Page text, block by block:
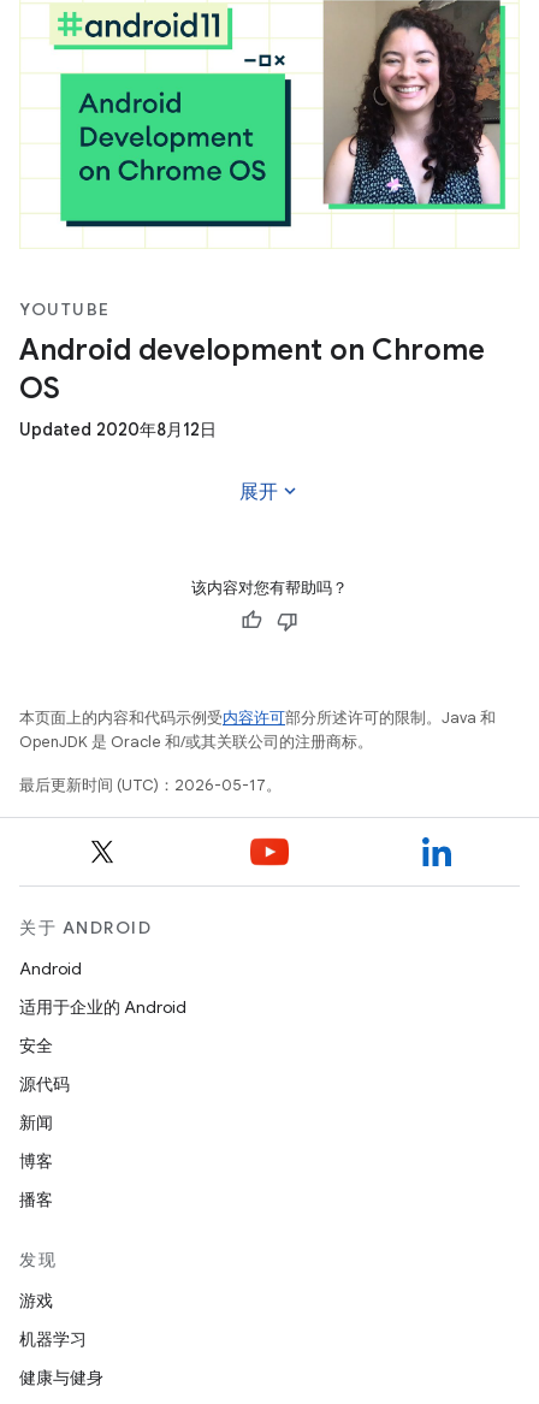
YOUTUBE
Android development on Chrome
OS
Updated 2020年8月12日
展开 expand_more
该内容对您有帮助吗？
本页面上的内容和代码示例受内容许可部分所述许可的限制。Java 和
OpenJDK 是 Oracle 和/或其关联公司的注册商标。
最后更新时间 (UTC)：2026-05-17。
关于 ANDROID
Android
适用于企业的 Android
安全
源代码
新闻
博客
播客
发现
游戏
机器学习
健康与健身